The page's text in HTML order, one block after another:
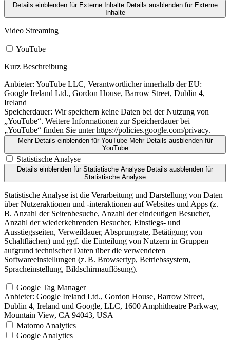
Details einblendenfür Externe Inhalte Details ausblendenfür Externe
Inhalte
Video Streaming
YouTube
Kurz Beschreibung
Anbieter: YouTube LLC, Verantwortlicher innerhalb der EU:
Google Ireland Ltd., Gordon House, Barrow Street, Dublin 4,
Ireland
Speicherdauer: Wir speichern keine Daten bei der Nutzung von
„YouTube“. Weitere Informationen zur Speicherdauer bei
„YouTube“ finden Sie unter https://policies.google.com/privacy.
Mehr Details einblendenfür YouTube Mehr Details ausblendenfür
YouTube
Statistische Analyse
Details einblenden für Statistische Analyse Details ausblenden für
Statistische Analyse
Statistische Analyse ist die Verarbeitung und Darstellung von Daten
über Nutzeraktionen und -interaktionen auf Websites und Apps (z.
B. Anzahl der Seitenbesuche, Anzahl der eindeutigen Besucher,
Anzahl der wiederkehrenden Besucher, Einstiegs- und
Ausstiegsseiten, Verweildauer, Absprungrate, Betätigung von
Schaltflächen) und ggf. die Einteilung von Nutzern in Gruppen
aufgrund technischer Daten über die verwendeten
Softwareeinstellungen (z. B. Browsertyp, Betriebssystem,
Spracheinstellung, Bildschirmauflösung).
Google Tag Manager
Anbieter: Google Ireland Ltd., Gordon House, Barrow Street,
Dublin 4, Ireland und Google, LLC, 1600 Amphitheatre Parkway,
Mountain View, CA 94043, USA
Matomo Analytics
Google Analytics